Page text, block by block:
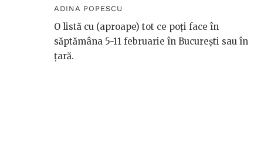
ADINA POPESCU
O listă cu (aproape) tot ce poți face în
săptămâna 5-11 februarie în București sau în
țară.